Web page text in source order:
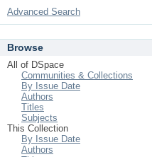
Advanced Search
Browse
All of DSpace
Communities & Collections
By Issue Date
Authors
Titles
Subjects
This Collection
By Issue Date
Authors